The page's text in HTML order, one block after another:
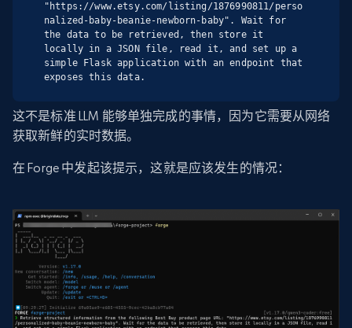
"https://www.etsy.com/listing/1876990811/perso
nalized-baby-beanie-newborn-baby". Wait for
the data to be retrieved, then store it
locally in a JSON file, read it, and set up a
simple Flask application with an endpoint that
exposes this data.
这不是标准 LLM 能够单独完成的事情，因为它需要从网络
获取新鲜的实时数据。
在 Forge 中发起该提示，这就是应该发生的情况：